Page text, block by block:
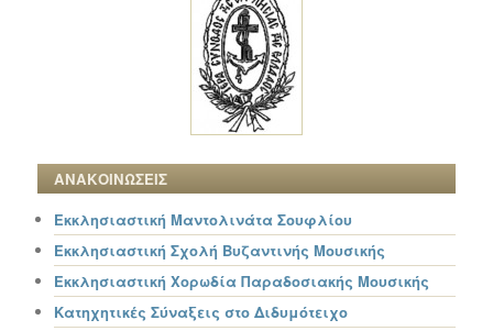
ΑΝΑΚΟΙΝΩΣΕΙΣ
Εκκλησιαστική Μαντολινάτα Σουφλίου
Εκκλησιαστική Σχολή Βυζαντινής Μουσικής
Εκκλησιαστική Χορωδία Παραδοσιακής Μουσικής
Κατηχητικές Σύναξεις στο Διδυμότειχο